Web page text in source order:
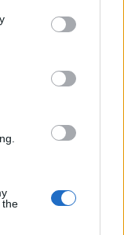
the
σκοταδιού
Athens 2026,
κόσμο της Anna
το τελευταίο